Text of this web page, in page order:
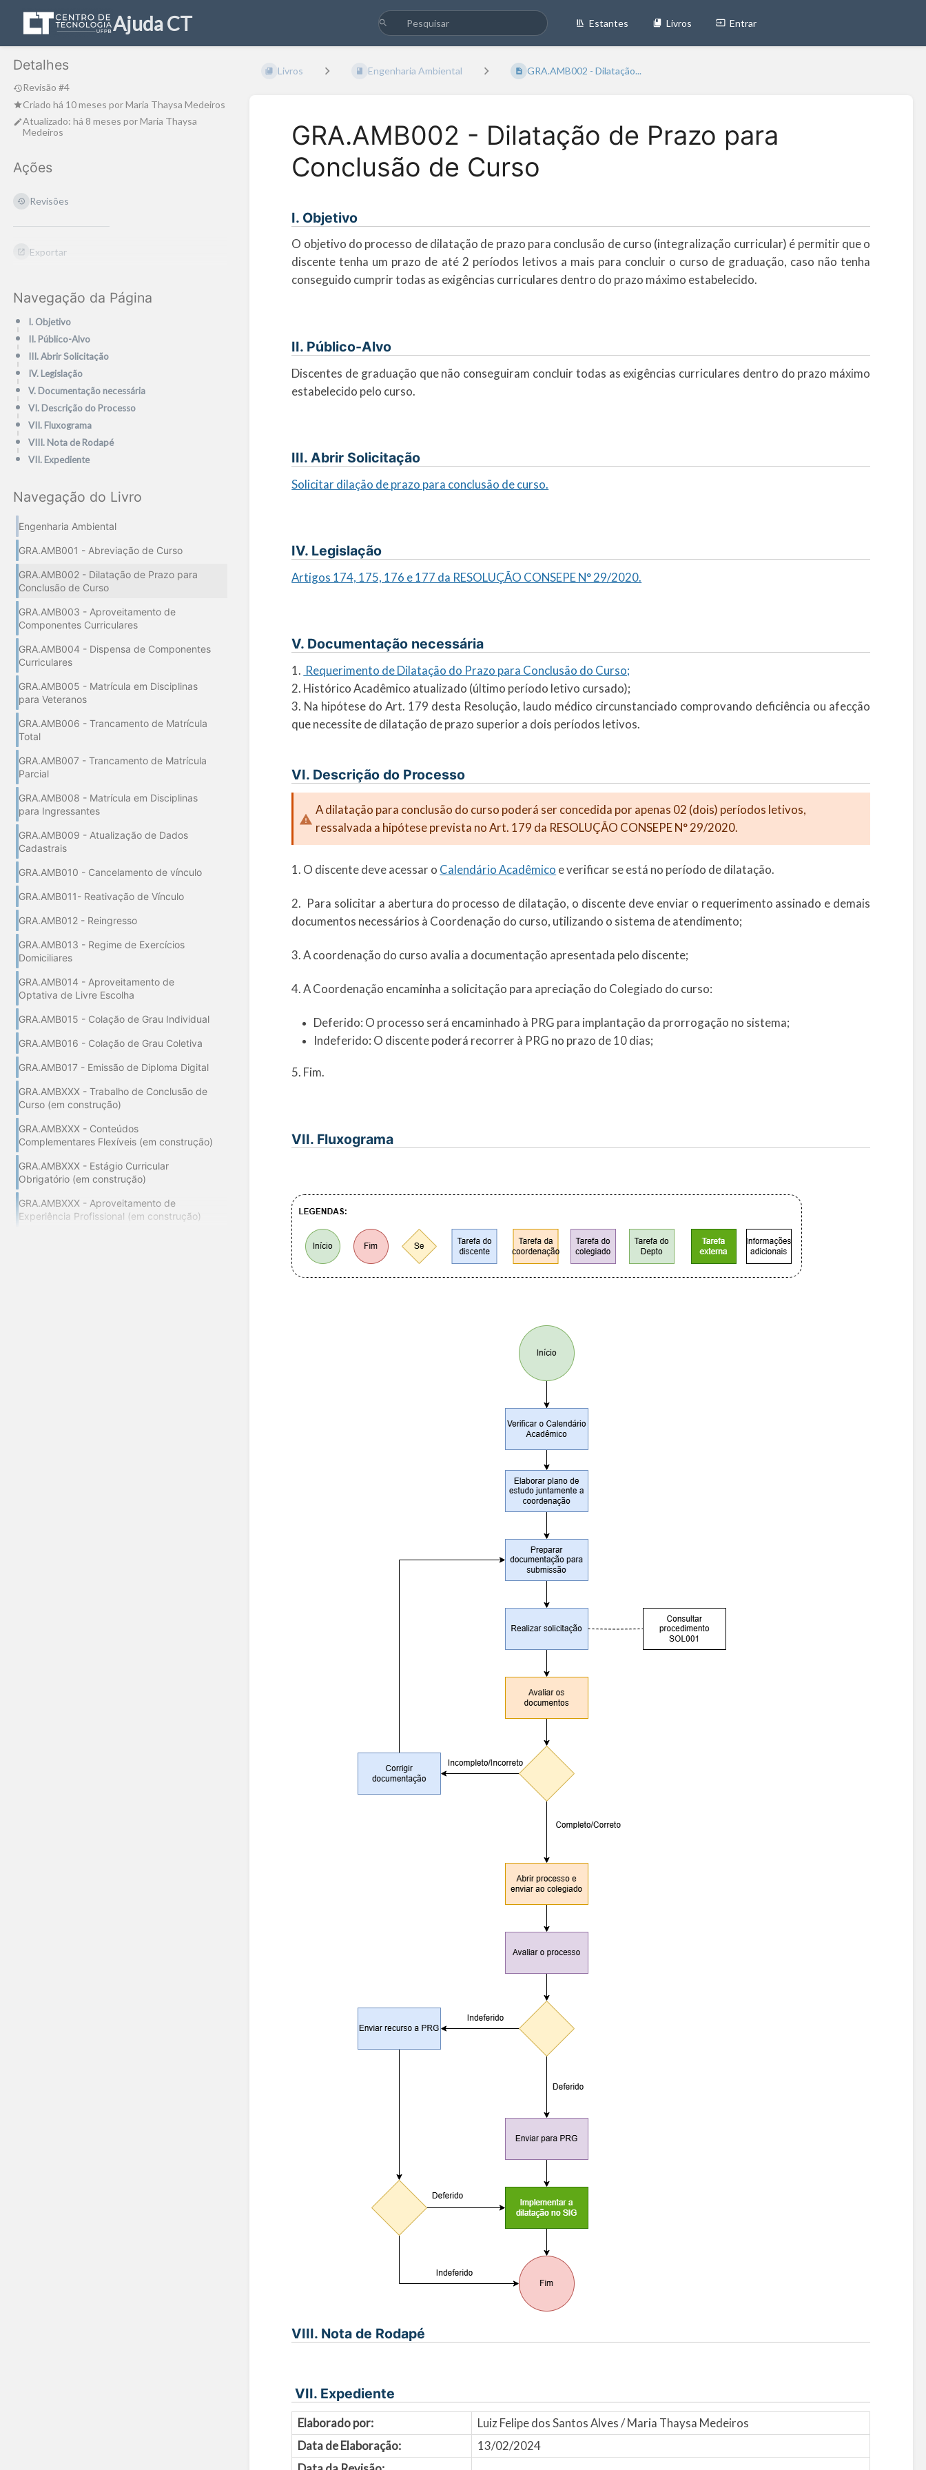
Ajuda CT Estantes Livros Entrar
Detalhes
Revisão #4
Criado há 10 meses porMaria Thaysa Medeiros
Atualizado: há 8 meses porMaria Thaysa
Medeiros
Ações
Revisões
Exportar
Navegação da Página
I. Objetivo
II. Público-Alvo
III. Abrir Solicitação
IV. Legislação
V. Documentação necessária
VI. Descrição do Processo
VII. Fluxograma
VIII. Nota de Rodapé
VII. Expediente
Navegação do Livro
Engenharia Ambiental
GRA.AMB001 - Abreviação de Curso
GRA.AMB002 - Dilatação de Prazo para
Conclusão de Curso
GRA.AMB003 - Aproveitamento de
Componentes Curriculares
GRA.AMB004 - Dispensa de Componentes
Curriculares
GRA.AMB005 - Matrícula em Disciplinas
para Veteranos
GRA.AMB006 - Trancamento de Matrícula
Total
GRA.AMB007 - Trancamento de Matrícula
Parcial
GRA.AMB008 - Matrícula em Disciplinas
para Ingressantes
GRA.AMB009 - Atualização de Dados
Cadastrais
GRA.AMB010 - Cancelamento de vínculo
GRA.AMB011- Reativação de Vínculo
GRA.AMB012 - Reingresso
GRA.AMB013 - Regime de Exercícios
Domiciliares
GRA.AMB014 - Aproveitamento de
Optativa de Livre Escolha
GRA.AMB015 - Colação de Grau Individual
GRA.AMB016 - Colação de Grau Coletiva
GRA.AMB017 - Emissão de Diploma Digital
GRA.AMBXXX - Trabalho de Conclusão de
Curso (em construção)
GRA.AMBXXX - Conteúdos
Complementares Flexíveis (em construção)
GRA.AMBXXX - Estágio Curricular
Obrigatório (em construção)
GRA.AMBXXX - Aproveitamento de
Experiência Profissional (em construção)
Livros Engenharia Ambiental GRA.AMB002 - Dilatação...
GRA.AMB002 - Dilatação de Prazo para
Conclusão de Curso
I. Objetivo
O objetivo do processo de dilatação de prazo para conclusão de curso (integralização curricular) é permitir que o
discente tenha um prazo de até 2 períodos letivos a mais para concluir o curso de graduação, caso não tenha
conseguido cumprir todas as exigências curriculares dentro do prazo máximo estabelecido.
II. Público-Alvo
Discentes de graduação que não conseguiram concluir todas as exigências curriculares dentro do prazo máximo
estabelecido pelo curso.
III. Abrir Solicitação
Solicitar dilação de prazo para conclusão de curso.
IV. Legislação
Artigos 174, 175, 176 e 177 da RESOLUÇÃO CONSEPE N° 29/2020.
V. Documentação necessária
1. Requerimento de Dilatação do Prazo para Conclusão do Curso;
2. Histórico Acadêmico atualizado (último período letivo cursado);
3. Na hipótese do Art. 179 desta Resolução, laudo médico circunstanciado comprovando deficiência ou afecção
que necessite de dilatação de prazo superior a dois períodos letivos.
VI. Descrição do Processo
A dilatação para conclusão do curso poderá ser concedida por apenas 02 (dois) períodos letivos,
ressalvada a hipótese prevista no Art. 179 da RESOLUÇÃO CONSEPE N° 29/2020.
1. O discente deve acessar o Calendário Acadêmico e verificar se está no período de dilatação.
2. Para solicitar a abertura do processo de dilatação, o discente deve enviar o requerimento assinado e demais
documentos necessários à Coordenação do curso, utilizando o sistema de atendimento;
3. A coordenação do curso avalia a documentação apresentada pelo discente;
4. A Coordenação encaminha a solicitação para apreciação do Colegiado do curso:
Deferido: O processo será encaminhado à PRG para implantação da prorrogação no sistema;
Indeferido: O discente poderá recorrer à PRG no prazo de 10 dias;
5. Fim.
VII. Fluxograma
VIII. Nota de Rodapé
VII. Expediente
Elaborado por:
Luiz Felipe dos Santos Alves / Maria Thaysa Medeiros
Data de Elaboração:
13/02/2024